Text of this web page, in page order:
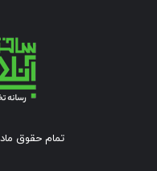
تمام حقوق